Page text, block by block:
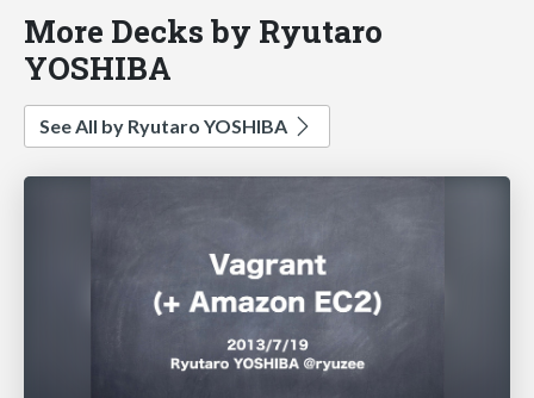
More Decks by Ryutaro
YOSHIBA
See All by Ryutaro YOSHIBA